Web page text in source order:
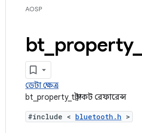
AOSP
bt property_
ডেটা ক্ষেত্র
bt_property_t স্ট্রাকট রেফারেন্স
#include < bluetooth.h >